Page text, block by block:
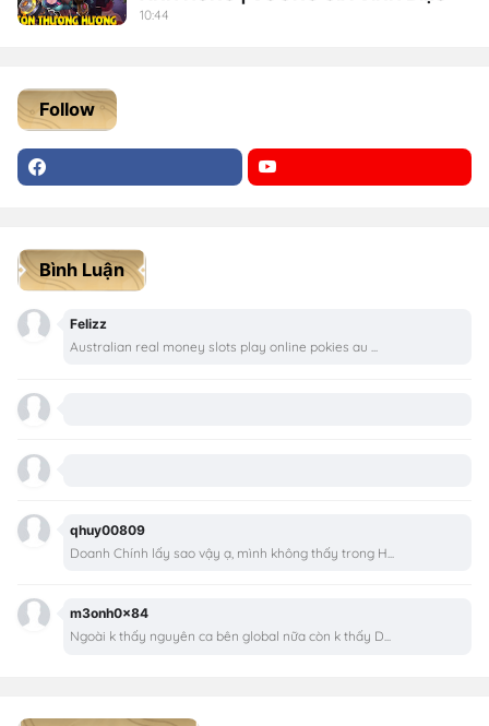
10:44
Follow
Bình Luận
Felizz
Australian real money slots play online pokies au ...
qhuy00809
Doanh Chính lấy sao vậy ạ, mình không thấy trong H...
m3onh0x84
Ngoài k thấy nguyên ca bên global nữa còn k thấy D...